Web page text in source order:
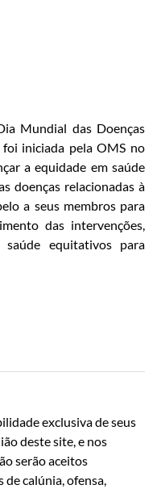
Mundial das Doenças
foi iniciada pela OMS no
a equidade em saúde
doenças relacionadas à
a seus membros para
das intervenções,
equitativos para
exclusiva de seus
deste site, e nos
serão aceitos
calúnia, ofensa,